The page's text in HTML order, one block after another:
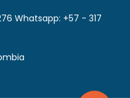
- 317